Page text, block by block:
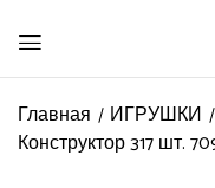
Главная ИГРУШКИ
Конструктор 317 шт.